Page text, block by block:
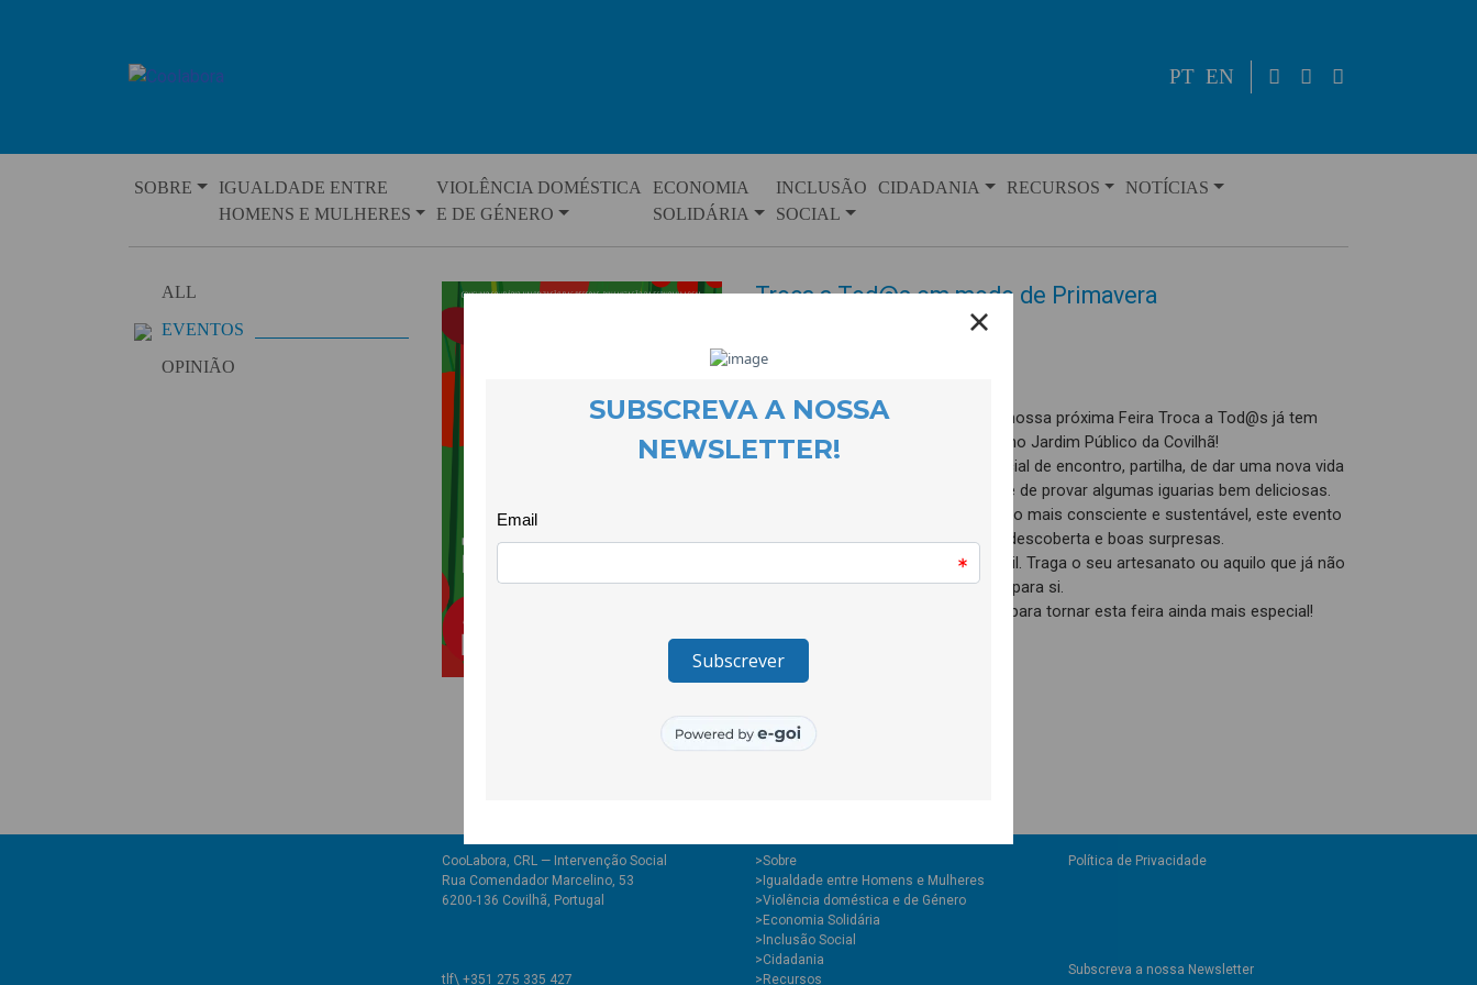
PT EN
SOBRE
IGUALDADE ENTRE
HOMENS E MULHERES
VIOLÊNCIA DOMÉSTICA
E DE GÉNERO
ECONOMIA
SOLIDÁRIA
INCLUSÃO
SOCIAL
CIDADANIA RECURSOS NOTÍCIAS
ALL
EVENTOS
OPINIÃO
Troca a Tod@s em modo de Primavera
16 April 2026
Temos o prazer de anunciar que a nossa próxima Feira Troca a Tod@s já tem
data e local marcados: 25 de Abril, no Jardim Público da Covilhã!
Este será mais um momento especial de encontro, partilha, de dar uma nova vida
a objectos que já não usamos e até de provar algumas iguarias bem deliciosas.
Além de promovermos um consumo mais consciente e sustentável, este evento
é também um espaço de convívio, descoberta e boas surpresas.
Marque já na sua agenda: 25 de Abril. Traga o seu artesanato ou aquilo que já não
utiliza e venha encontrar algo novo para si.
Contamos com a sua participação para tornar esta feira ainda mais especial!
CooLabora, CRL — Intervenção Social
Rua Comendador Marcelino, 53
6200-136 Covilhã, Portugal
tlf\ +351 275 335 427
>Sobre
>Igualdade entre Homens e Mulheres
>Violência doméstica e de Género
>Economia Solidária
>Inclusão Social
>Cidadania
>Recursos
Política de Privacidade
Subscreva a nossa Newsletter